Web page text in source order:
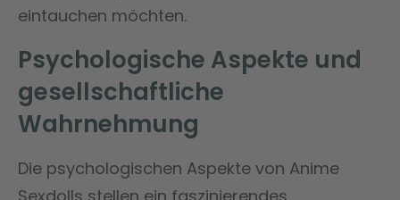
eintauchen möchten.
Psychologische Aspekte und
gesellschaftliche
Wahrnehmung
Die psychologischen Aspekte von Anime